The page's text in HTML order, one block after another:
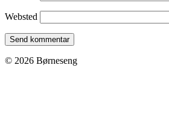
Websted
© 2026 Børneseng